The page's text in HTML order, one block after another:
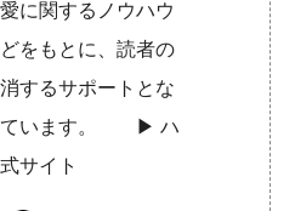
に関するノウハウ
をもとに、読者の
するサポートとな
ています。 ▶︎ハ
サイト